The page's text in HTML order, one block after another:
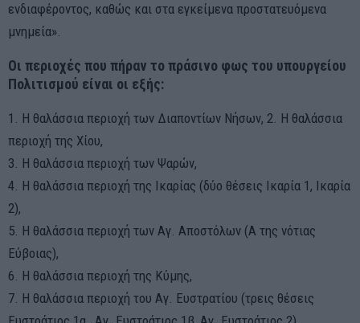
ενδιαφέροντος, καθώς και στα εγκείμενα προστατευόμενα
μνημεία».
Οι περιοχές που πήραν το πράσινο φως του υπουργείου
Πολιτισμού είναι οι εξής:
1. Η θαλάσσια περιοχή των Διαποντίων Νήσων, 2. Η θαλάσσια
περιοχή της Χίου,
3. Η θαλάσσια περιοχή των Ψαρών,
4. Η θαλάσσια περιοχή της Ικαρίας (δύο θέσεις Ικαρία 1, Ικαρία
2),
5. Η θαλάσσια περιοχή των Αγ. Αποστόλων (Α της νότιας
Εύβοιας),
6. Η θαλάσσια περιοχή της Κύμης,
7. Η θαλάσσια περιοχή του Αγ. Ευστρατίου (τρεις θέσεις